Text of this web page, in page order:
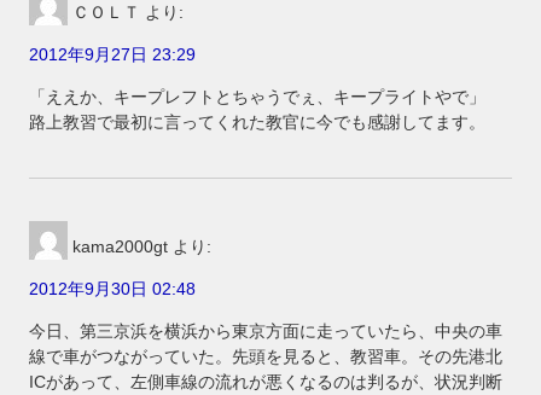
ＣＯＬＴ より:
2012年9月27日 23:29
「ええか、キープレフトとちゃうでぇ、キープライトやで」
路上教習で最初に言ってくれた教官に今でも感謝してます。
kama2000gt より:
2012年9月30日 02:48
今日、第三京浜を横浜から東京方面に走っていたら、中央の車
線で車がつながっていた。先頭を見ると、教習車。その先港北
ICがあって、左側車線の流れが悪くなるのは判るが、状況判断